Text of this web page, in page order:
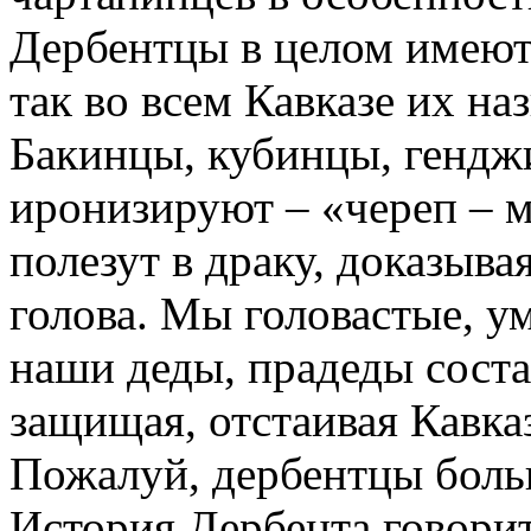
Дербентцы в целом
так во всем Кавказе их
Бакинцы, кубинцы,
иронизируют – «череп –
полезут в драку,
голова. Мы головастые,
наши деды, прадеды
защищая, отстаивая
Пожалуй, дербентцы